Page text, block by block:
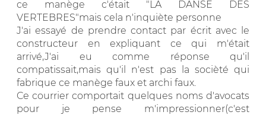
ce manège c'était "LA DANSE DES
VERTEBRES"mais cela n'inquiète personne
J'ai essayé de prendre contact par écrit avec le
constructeur en expliquant ce qui m'était
arrivé,J'ai eu comme réponse qu'il
compatissait,mais qu'il n'est pas la socièté qui
fabrique ce manège faux et archi faux.
Ce courrier comportait quelques noms d'avocats
pour je pense m'impressionner(c'est